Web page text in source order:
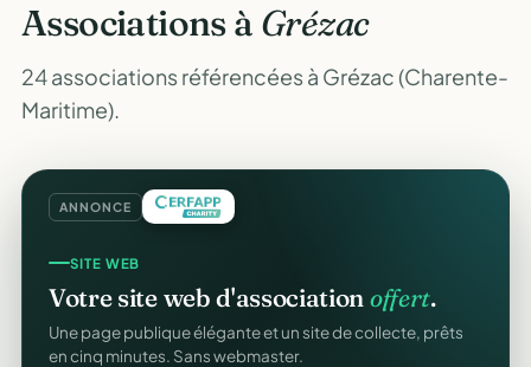
Associations à Grézac
24 associations référencées à Grézac (Charente-
Maritime).
ANNONCE
SITE WEB
Votre site web d'association offert.
Une page publique élégante et un site de collecte, prêts
en cinq minutes. Sans webmaster.